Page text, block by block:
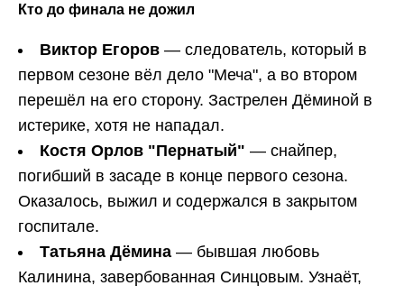
Кто до финала не дожил
Виктор Егоров — следователь, который в
первом сезоне вёл дело "Меча", а во втором
перешёл на его сторону. Застрелен Дёминой в
истерике, хотя не нападал.
Костя Орлов "Пернатый" — снайпер,
погибший в засаде в конце первого сезона.
Оказалось, выжил и содержался в закрытом
госпитале.
Татьяна Дёмина — бывшая любовь
Калинина, завербованная Синцовым. Узнаёт,